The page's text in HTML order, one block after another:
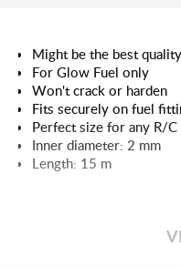
Might be the best
For Glow Fuel only
Won't crack or harden
Fits securely on fuel
Perfect size for any R/
Inner diameter: 2 mm
Length: 15 m